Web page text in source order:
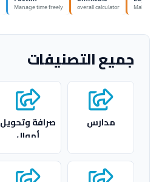
جميع التصنيفات
مدارس
صرافة وتحويل
أموال